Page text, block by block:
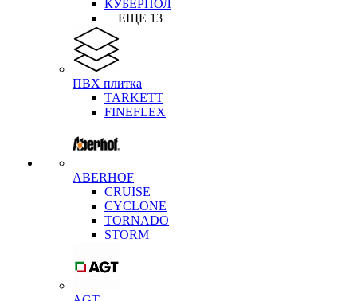
КУБЕРПОЛ
+ ЕЩЕ 13
ПВХ плитка
TARKETT
FINEFLEX
ABERHOF
CRUISE
CYCLONE
TORNADO
STORM